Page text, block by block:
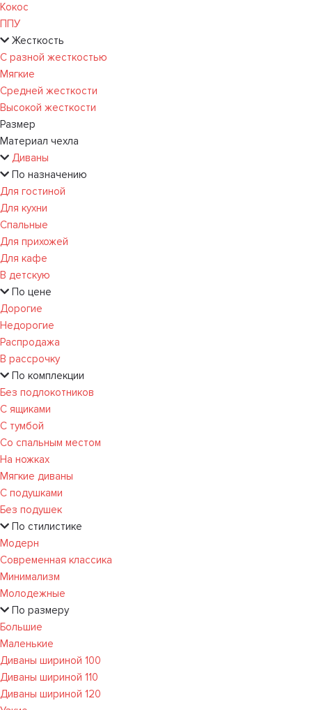
Кокос
ППУ
Жесткость
С разной жесткостью
Мягкие
Средней жесткости
Высокой жесткости
Размер
Материал чехла
Диваны
По назначению
Для гостиной
Для кухни
Спальные
Для прихожей
Для кафе
В детскую
По цене
Дорогие
Недорогие
Распродажа
В рассрочку
По комплекции
Без подлокотников
С ящиками
С тумбой
Со спальным местом
На ножках
Мягкие диваны
С подушками
Без подушек
По стилистике
Модерн
Современная классика
Минимализм
Молодежные
По размеру
Большие
Маленькие
Диваны шириной 100
Диваны шириной 110
Диваны шириной 120